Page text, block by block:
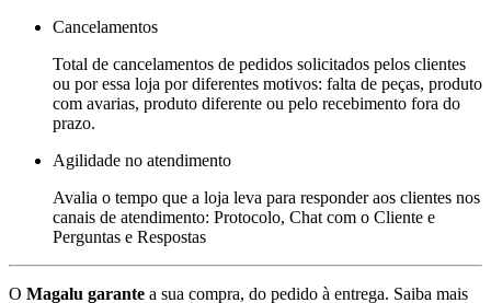
Cancelamentos
Total de cancelamentos de pedidos solicitados pelos clientes
ou por essa loja por diferentes motivos: falta de peças, produto
com avarias, produto diferente ou pelo recebimento fora do
prazo.
Agilidade no atendimento
Avalia o tempo que a loja leva para responder aos clientes nos
canais de atendimento: Protocolo, Chat com o Cliente e
Perguntas e Respostas
O Magalu garante a sua compra, do pedido à entrega. Saiba mais